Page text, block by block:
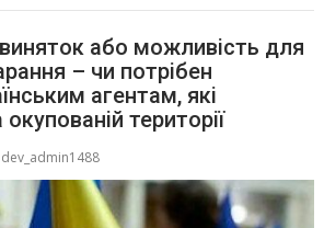
або можливість для
– чи потрібен
агентам, які
території
dev_admin1488